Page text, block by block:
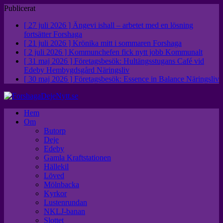
Publicerat
[ 27 juli 2026 ] Ängevi ishall – arbetet med en lösning
fortsätter Forshaga
[ 21 juli 2026 ] Krönika mitt i sommaren Forshaga
[ 2 juli 2026 ] Kommunchefen fick nytt jobb Kommunalt
[ 31 maj 2026 ] Företagsbesök: Hultängsstugans Café vid
Edeby Hembygdsgård Näringsliv
[ 30 maj 2026 ] Företagsbesök: Essence in Balance Näringsliv
Hem
Om
Butorp
Deje
Edeby
Gamla Kraftstationen
Hällekil
Löved
Mölnbacka
Kyrkor
Lustenrundan
NKLJ-banan
Slottet